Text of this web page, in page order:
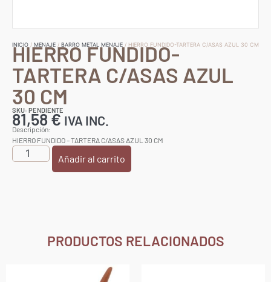
INICIO / MENAJE / BARRO METAL MENAJE / HIERRO FUNDIDO-TARTERA C/ASAS AZUL 30 CM
HIERRO FUNDIDO-
TARTERA C/ASAS AZUL
30 CM
SKU: PENDIENTE
81,58€ IVA INC.
Descripción:
HIERRO FUNDIDO – TARTERA C/ASAS AZUL 30 CM
Añadir al carrito
PRODUCTOS RELACIONADOS